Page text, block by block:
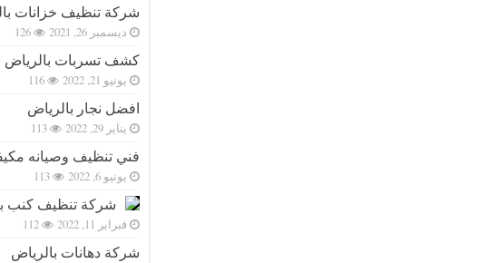
شركة تنظيف خزانات
ديسمبر 26, 2021 126
كشف تسربات بالرياض
يونيو 21, 2022 116
افضل نجار بالرياض
يناير 29, 2022 113
فني تنظيف وصيانه
يونيو 6, 2022 113
شركة تنظيف كنب
فبراير 11, 2022 112
شركة دهانات بالرياض